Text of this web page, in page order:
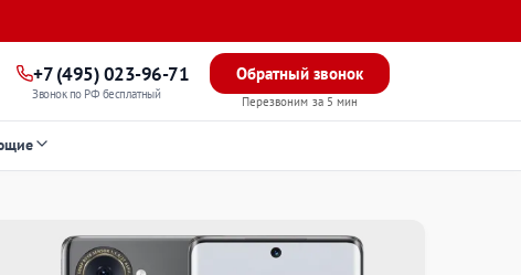
+7 (495) 023-96-71
Звонок по РФ бесплатный
Обратный звонок
Перезвоним за 5 мин